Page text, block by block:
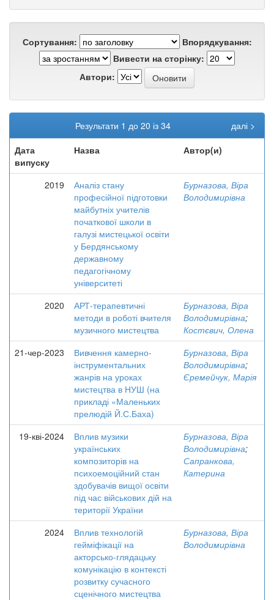
Сортування:
Впорядкування:
Вивести на сторінку:
Автори:
Результати 1 до 20 із 34
далі >
Дата
випуску
Назва Автор(и)
2019
Аналіз стану
професійної підготовки
майбутніх учителів
початкової школи в
галузі мистецької освіти
у Бердянському
державному
педагогічному
університеті
Бурназова, Віра
Володимирівна
2020
АРТ-терапевтичні
методи в роботі вчителя
музичного мистецтва
Бурназова, Віра
Володимирівна;
Костєвич, Олена
21-чер-2023
Вивчення камерно-
інструментальних
жанрів на уроках
мистецтва в НУШ (на
прикладі «Маленьких
прелюдій Й.С.Баха)
Бурназова, Віра
Володимирівна;
Єремейчук, Марія
19-кві-2024
Вплив музики
українських
композиторів на
психоемоційний стан
здобувачів вищої освіти
під час військових дій на
території України
Бурназова, Віра
Володимирівна;
Сапранкова,
Катерина
2024
Вплив технологій
гейміфікації на
акторсько-глядацьку
комунікацію в контексті
розвитку сучасного
сценічного мистецтва
Бурназова, Віра
Володимирівна